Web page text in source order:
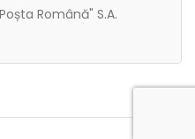
Română" S.A.